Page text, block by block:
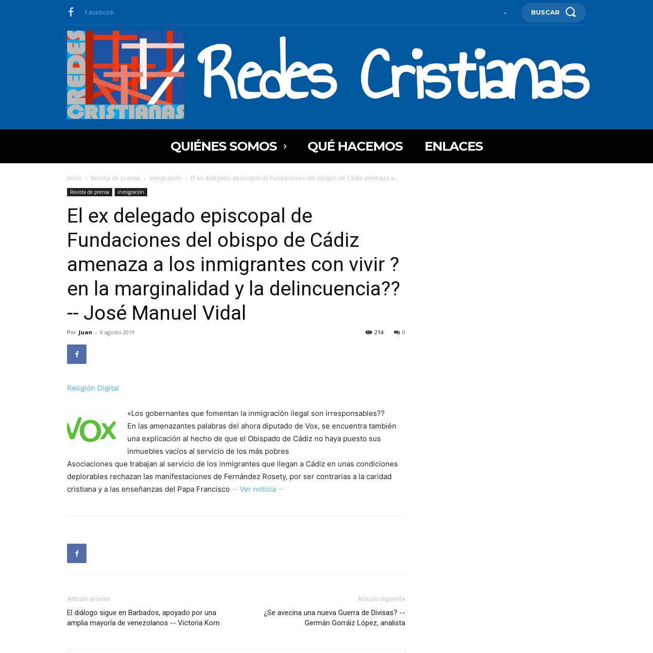
Facebook - BUSCAR
Redes Cristianas
QUIÉNES SOMOS QUÉ HACEMOS ENLACES
Inicio Revista de prensa inmigración El ex delegado episcopal de Fundaciones del obispo de Cádiz amenaza a...
Revista de prensa inmigración
El ex delegado episcopal de
Fundaciones del obispo de Cádiz
amenaza a los inmigrantes con vivir ?
en la marginalidad y la delincuencia??
-- José Manuel Vidal
Por Juan - 8 agosto 2019 0
214
Religión Digital
«Los gobernantes que fomentan la inmigración ilegal son irresponsables??
En las amenazantes palabras del ahora diputado de Vox, se encuentra también
una explicación al hecho de que el Obispado de Cádiz no haya puesto sus
inmuebles vacíos al servicio de los más pobres
Asociaciones que trabajan al servicio de los inmigrantes que llegan a Cádiz en unas condiciones
deplorables rechazan las manifestaciones de Fernández Rosety, por ser contrarias a la caridad
cristiana y a las enseñanzas del Papa Francisco ··· Ver noticia ···
Artículo anterior
El diálogo sigue en Barbados, apoyado por una
amplia mayoría de venezolanos -- Victoria Korn
Artículo siguiente
¿Se avecina una nueva Guerra de Divisas? --
Germán Gorráiz López, analista